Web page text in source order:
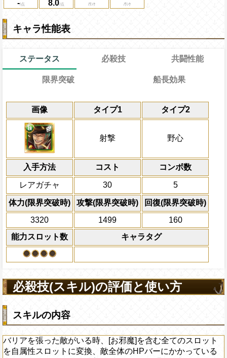
- 8.0
キャラ性能表
ステータス
画像 タイプ1 タイプ2
射撃 野心
入手方法 コスト コンボ数
レアガチャ 30 5
体力(限界突破時) 攻撃(限界突破時)
回復(限界突破時)
3320
1499
160
能力スロット数
キャラタグ
必殺技
通常 8→8ターン
限界突破
通常時
バリアを張った敵がいる時、[お邪魔]を
いる全てのバリアを1ターン減らし、バリ
いない時は、隣接するスロットを自属性
る
上限突破
共闘性能
共闘性能
船長効果
冒険開始時の必殺タ
キャラの攻撃を
にし、他の属性キャ
必殺技
ターン数：8
敵1体のHPを25%減
体力の上限を無視し
×30倍の全プレイヤー
(最大体力の2倍上限
えている時、体力満
になる)、全プレイヤ
果無効を2ターン回復
げる
限界突破
習得する効果
一味の必殺封じ状態を1ターン回復
PEFECTならば80%の確率でダメー
スロット封じを10ターン回復する
船長効果
通常時
射撃と野心タイプキャラの攻撃をスロッ
通常2.25倍にする
必殺技(スキル)の評価と使い方
スキルの内容
バリアを張った敵がいる時、[お邪魔]を含む全てのスロット
を自属性スロットに変換、敵全体のHPバーにかかっている